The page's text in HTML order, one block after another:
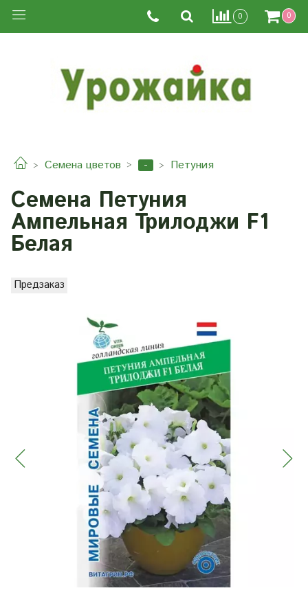
0 0
Семена цветов - Петуния
Семена Петуния
Ампельная Трилоджи F1
Белая
Предзаказ